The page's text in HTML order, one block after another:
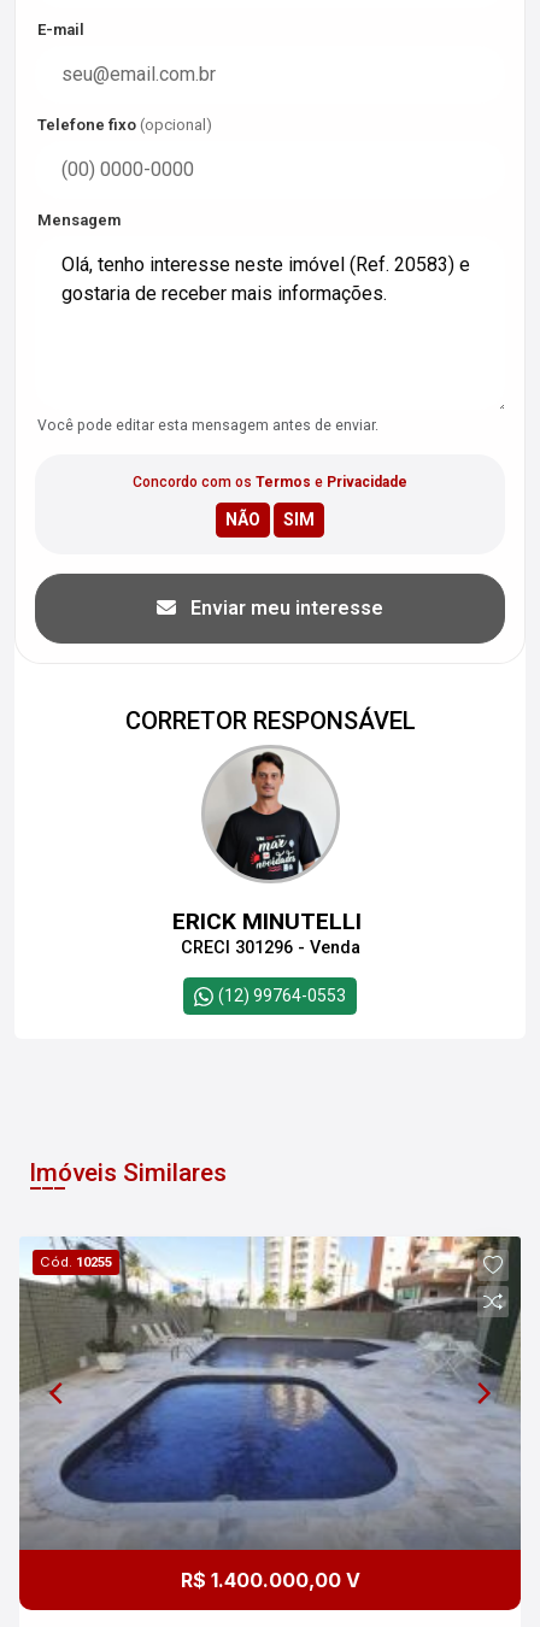
E-mail
Telefone fixo (opcional)
Mensagem
Você pode editar esta mensagem antes de enviar.
Concordo com os Termos e Privacidade
Enviar meu interesse
CORRETOR RESPONSÁVEL
ERICK MINUTELLI
CRECI 301296 - Venda
(12) 99764-0553
Imóveis Similares
Cód. 10255
R$ 1.400.000,00 V